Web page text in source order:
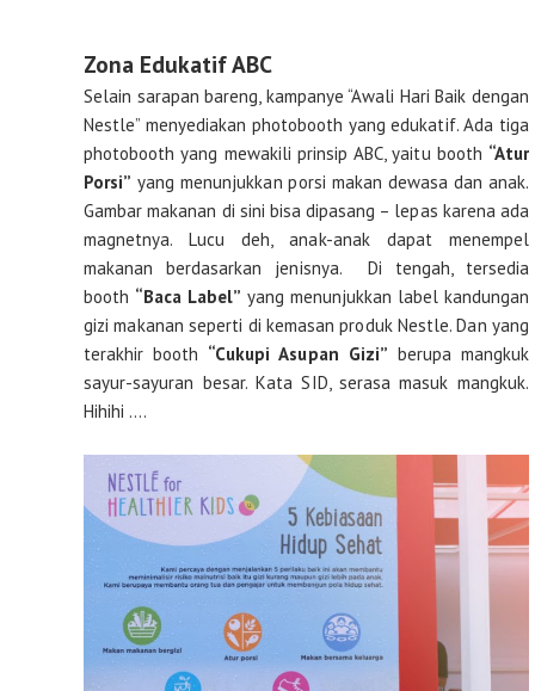
Zona Edukatif ABC
Selain sarapan bareng, kampanye “Awali Hari Baik dengan
Nestle” menyediakan photobooth yang edukatif. Ada tiga
photobooth yang mewakili prinsip ABC, yaitu booth “Atur
Porsi” yang menunjukkan porsi makan dewasa dan anak.
Gambar makanan di sini bisa dipasang – lepas karena ada
magnetnya. Lucu deh, anak-anak dapat menempel
makanan berdasarkan jenisnya.
Di tengah, tersedia
booth “Baca Label” yang menunjukkan label kandungan
gizi makanan seperti di kemasan produk Nestle. Dan yang
terakhir booth “Cukupi Asupan Gizi” berupa mangkuk
sayur-sayuran besar. Kata SID, serasa masuk mangkuk.
Hihihi ….